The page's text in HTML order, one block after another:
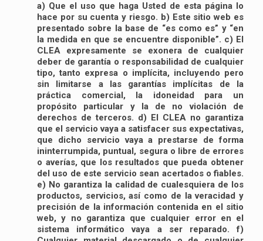
a) Que el uso que haga Usted de esta página lo
hace por su cuenta y riesgo. b) Este sitio web es
presentado sobre la base de “es como es” y “en
la medida en que se encuentre disponible”. c) El
CLEA expresamente se exonera de cualquier
deber de garantía o responsabilidad de cualquier
tipo, tanto expresa o implícita, incluyendo pero
sin limitarse a las garantías implícitas de la
práctica comercial, la idoneidad para un
propósito particular y la de no violación de
derechos de terceros. d) El CLEA no garantiza
que el servicio vaya a satisfacer sus expectativas,
que dicho servicio vaya a prestarse de forma
ininterrumpida, puntual, segura o libre de errores
o averías, que los resultados que pueda obtener
del uso de este servicio sean acertados o fiables.
e) No garantiza la calidad de cualesquiera de los
productos, servicios, así como de la veracidad y
precisión de la información contenida en el sitio
web, y no garantiza que cualquier error en el
sistema informático vaya a ser reparado. f)